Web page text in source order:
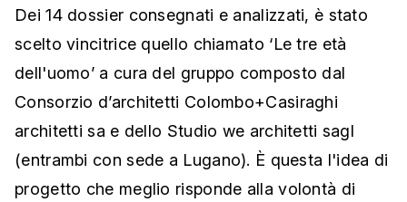
Dei 14 dossier consegnati e analizzati, è stato
scelto vincitrice quello chiamato ‘Le tre età
dell'uomo’ a cura del gruppo composto dal
Consorzio d’architetti Colombo+Casiraghi
architetti sa e dello Studio we architetti sagl
(entrambi con sede a Lugano). È questa l'idea di
progetto che meglio risponde alla volontà di